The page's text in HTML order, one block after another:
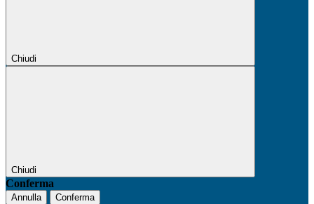
Chiudi
Chiudi
Conferma
Annulla
Conferma